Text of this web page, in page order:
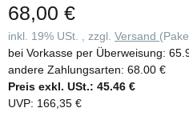
68,00 €
inkl. 19% USt. , zzgl. Versand
bei Vorkasse per Überweisung:
andere Zahlungsarten: 68.00 €
Preis exkl. USt.: 45.46 €
UVP: 166,35 €